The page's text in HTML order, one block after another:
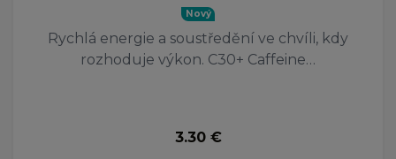
Nový
Rychlá energie a soustředění ve chvíli, kdy
rozhoduje výkon. C30+ Caffeine…
3.30 €